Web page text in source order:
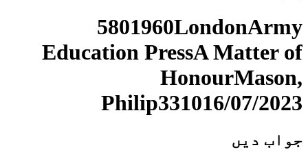
5801960LondonArmy
Education PressA Matter of
HonourMason,
Philip331016/07/2023
جواب دیں